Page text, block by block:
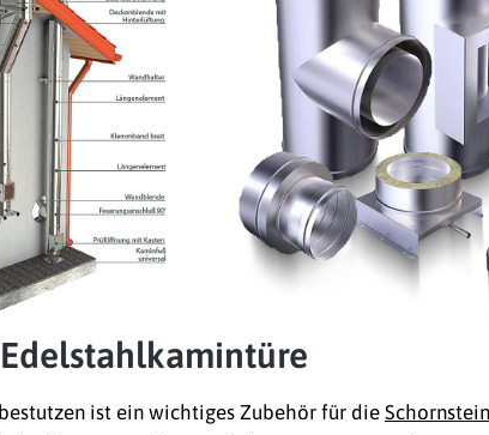
ist ein wichtiges Zubehör für die